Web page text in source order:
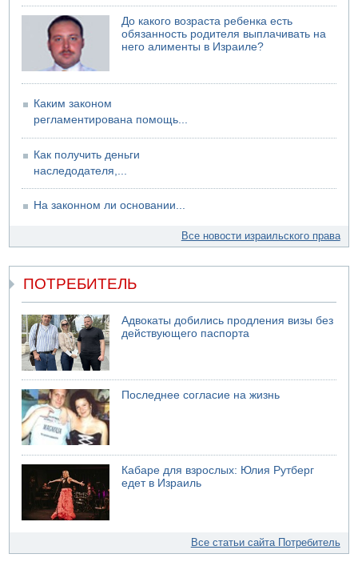
Обнародовано имя полицейского, подозреваемого в
коррупционных отношениях с Йоавом Элиаси
07.08.2026 17:51
БАГАЦ отказался заморозить лишение налоговых льгот
В Иерусалиме водитель врезался в забор и серьезно
пострадал
До какого возраста ребенка есть
обязанность родителя выплачивать на
него алименты в Израиле?
Каким законом
регламентирована помощь...
Как получить деньги
наследодателя,...
На законном ли основании...
Все новости израильского права
ПОТРЕБИТЕЛЬ
Адвокаты добились продления визы без
действующего паспорта
Последнее согласие на жизнь
Кабаре для взрослых: Юлия Рутберг
едет в Израиль
Все статьи сайта Потребитель